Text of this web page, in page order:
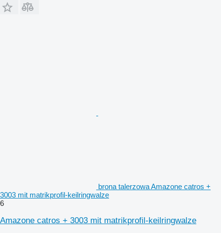
brona talerzowa Amazone catros +
3003 mit matrikprofil-keilringwalze
6
Amazone catros + 3003 mit matrikprofil-keilringwalze